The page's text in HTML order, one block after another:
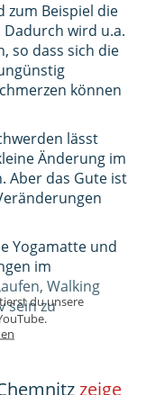
zum Beispiel die
wird u.a.
so dass sich die
können
lässt
Änderung im
Aber das Gute ist
Yogamatte und
im
Walking
sein zu
du unsere
zeige